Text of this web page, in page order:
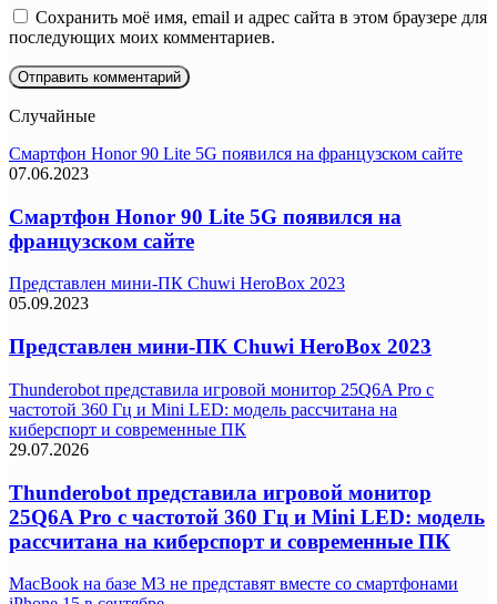
Сохранить моё имя, email и адрес сайта в этом браузере для
последующих моих комментариев.
Случайные
Смартфон Honor 90 Lite 5G появился на французском сайте
07.06.2023
Смартфон Honor 90 Lite 5G появился на
французском сайте
Представлен мини-ПК Chuwi HeroBox 2023
05.09.2023
Представлен мини-ПК Chuwi HeroBox 2023
Thunderobot представила игровой монитор 25Q6A Pro с
частотой 360 Гц и Mini LED: модель рассчитана на
киберспорт и современные ПК
29.07.2026
Thunderobot представила игровой монитор
25Q6A Pro с частотой 360 Гц и Mini LED: модель
рассчитана на киберспорт и современные ПК
MacBook на базе M3 не представят вместе со смартфонами